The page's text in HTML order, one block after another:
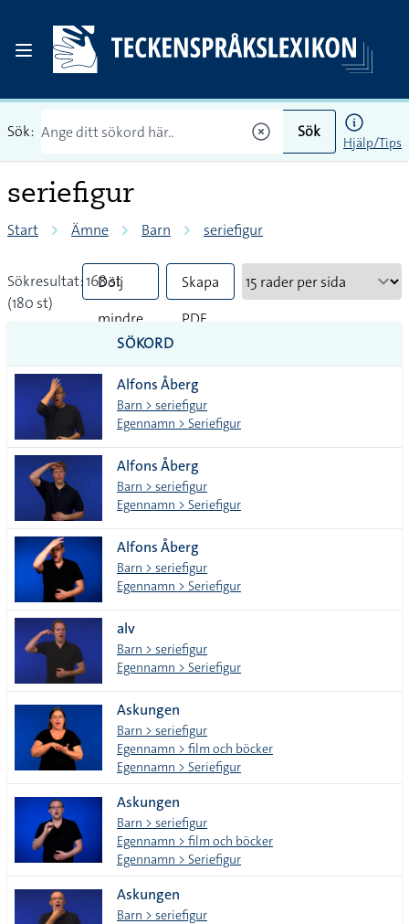
Sök: Sök
Hjälp/Tips
seriefigur
Start Ämne Barn seriefigur
Sökresultat: 168 st
(180 st)
Dölj
mindre
tecken
Skapa
PDF
SÖKORD
Alfons Åberg
Barn > seriefigur
Egennamn > Seriefigur
Alfons Åberg
Barn > seriefigur
Egennamn > Seriefigur
Alfons Åberg
Barn > seriefigur
Egennamn > Seriefigur
alv
Barn > seriefigur
Egennamn > Seriefigur
Askungen
Barn > seriefigur
Egennamn > film och böcker
Egennamn > Seriefigur
Askungen
Barn > seriefigur
Egennamn > film och böcker
Egennamn > Seriefigur
Askungen
Barn > seriefigur